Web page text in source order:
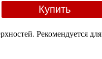
Купить
Рекомендуется для